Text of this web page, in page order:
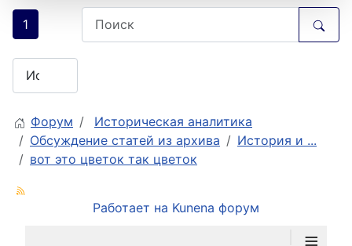
1
Форум
Историческая аналитика
Обсуждение статей из архива
История и ...
вот это цветок так цветок
Работает на Kunena форум